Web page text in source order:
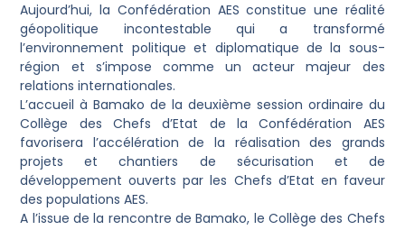
Aujourd’hui, la Confédération AES constitue une réalité
géopolitique incontestable qui a transformé
l’environnement politique et diplomatique de la sous-
région et s’impose comme un acteur majeur des
relations internationales.
L’accueil à Bamako de la deuxième session ordinaire du
Collège des Chefs d’Etat de la Confédération AES
favorisera l’accélération de la réalisation des grands
projets et chantiers de sécurisation et de
développement ouverts par les Chefs d’Etat en faveur
des populations AES.
A l’issue de la rencontre de Bamako, le Collège des Chefs